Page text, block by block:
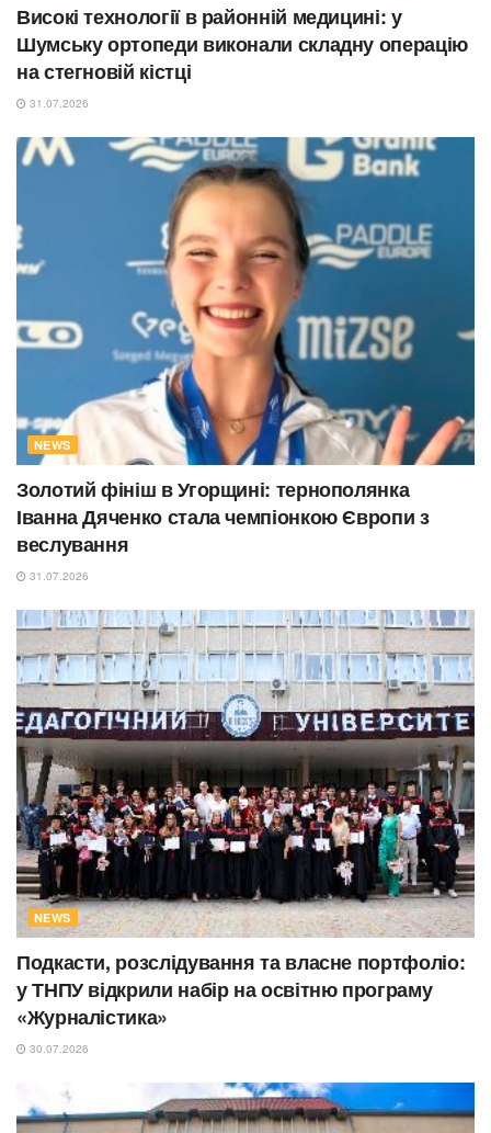
Високі технології в районній медицині: у
Шумську ортопеди виконали складну операцію
на стегновій кістці
31.07.2026
NEWS
Золотий фініш в Угорщині: тернополянка
Іванна Дяченко стала чемпіонкою Європи з
веслування
31.07.2026
NEWS
Подкасти, розслідування та власне портфоліо:
у ТНПУ відкрили набір на освітню програму
«Журналістика»
30.07.2026